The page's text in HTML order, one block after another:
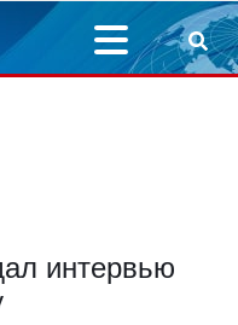
интервью